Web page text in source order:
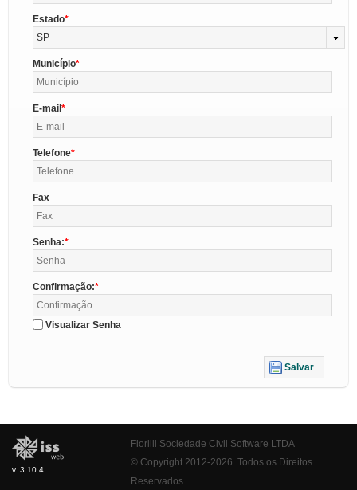
Estado
SP
Município
E-mail
Telefone
Fax
Senha:
Confirmação:
Visualizar Senha
Salvar
v. 3.10.4
Fiorilli Sociedade Civil Software LTDA
© Copyright 2012-2026. Todos os Direitos
Reservados.